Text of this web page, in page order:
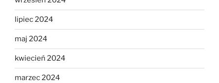
lipiec 2024
maj 2024
kwiecień 2024
marzec 2024